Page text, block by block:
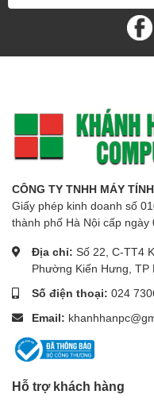
CÔNG TY TNHH MÁY
Giấy phép kinh doanh số
thành phố Hà Nội cấp ngày
Địa chỉ: Số 22, C-TT4
Phường Kiến Hưng, TP
Số điện thoại: 024
Email:
Hỗ trợ khách hàng